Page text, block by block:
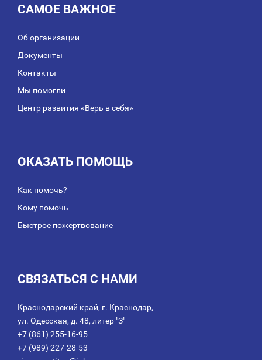
САМОЕ ВАЖНОЕ
Об организации
Документы
Контакты
Мы помогли
Центр развития «Верь в себя»
ОКАЗАТЬ ПОМОЩЬ
Как помочь?
Кому помочь
Быстрое пожертвование
СВЯЗАТЬСЯ С НАМИ
Краснодарский край, г. Краснодар,
ул. Одесская, д. 48, литер "З"
+7 (861) 255-16-95
+7 (989) 227-28-53